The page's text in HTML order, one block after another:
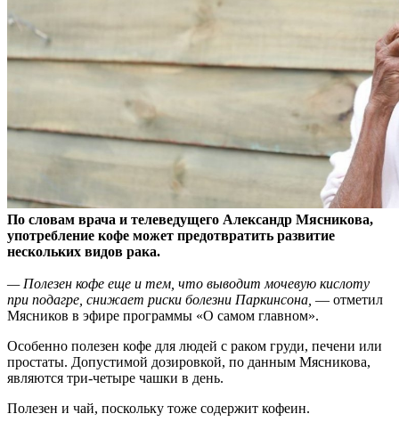
По словам врача и телеведущего Александр Мясникова,
употребление кофе может предотвратить развитие
нескольких видов рака.
— Полезен кофе еще и тем, что выводит мочевую кислоту
при подагре, снижает риски болезни Паркинсона, — отметил
Мясников в эфире программы «О самом главном».
Особенно полезен кофе для людей с раком груди, печени или
простаты. Допустимой дозировкой, по данным Мясникова,
являются три-четыре чашки в день.
Полезен и чай, поскольку тоже содержит кофеин.